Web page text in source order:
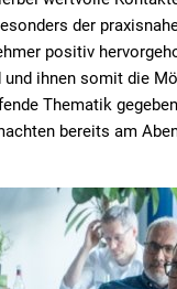
der
positiv
ihnen somit die
Thematik
bereits am